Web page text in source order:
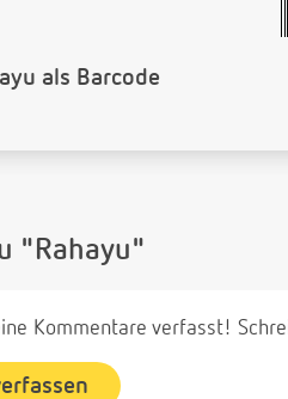
als Barcode
"Rahayu"
Kommentare verfasst!